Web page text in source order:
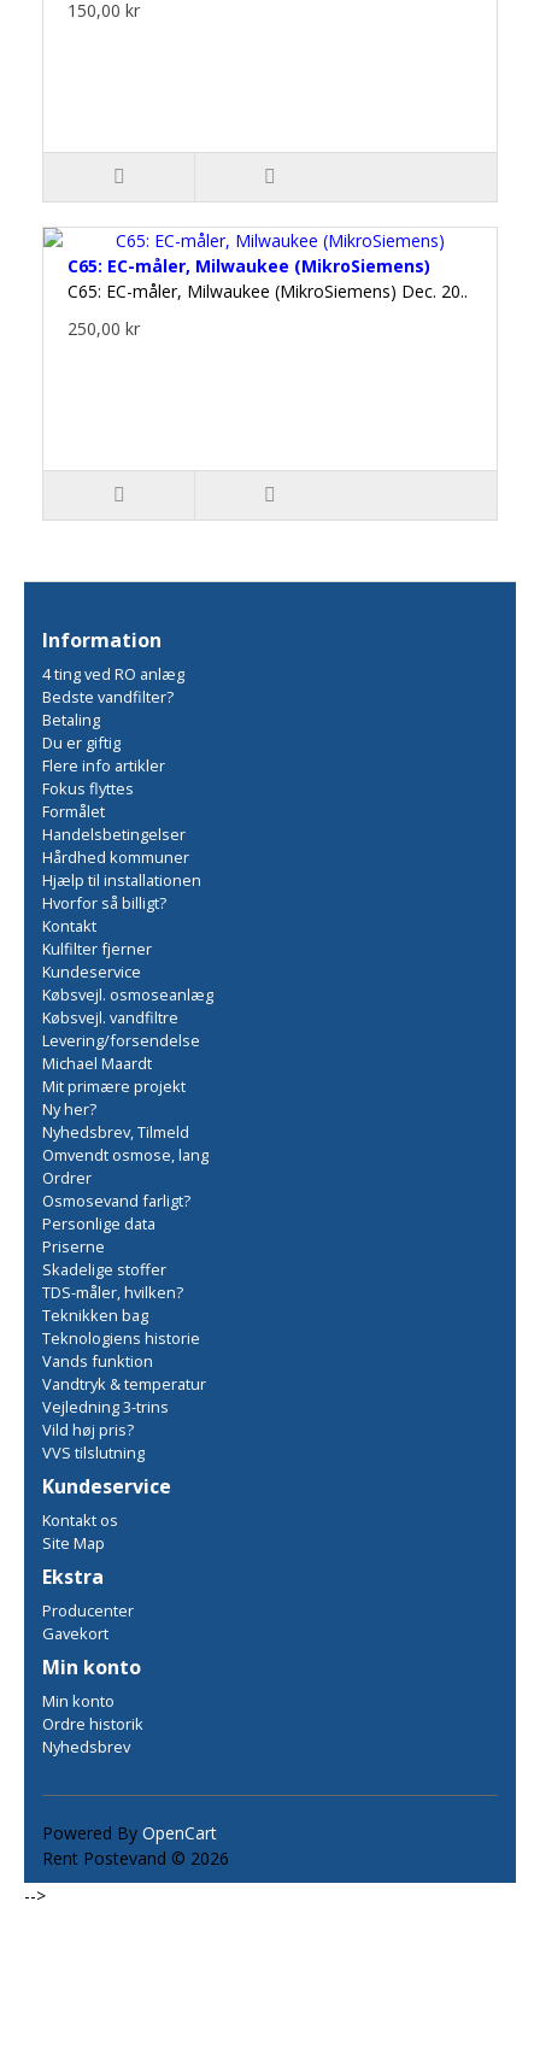
150,00 kr
C65: EC-måler, Milwaukee (MikroSiemens)
C65: EC-måler, Milwaukee (MikroSiemens) Dec. 20..
250,00 kr
Information
4 ting ved RO anlæg
Bedste vandfilter?
Betaling
Du er giftig
Flere info artikler
Fokus flyttes
Formålet
Handelsbetingelser
Hårdhed kommuner
Hjælp til installationen
Hvorfor så billigt?
Kontakt
Kulfilter fjerner
Kundeservice
Købsvejl. osmoseanlæg
Købsvejl. vandfiltre
Levering/forsendelse
Michael Maardt
Mit primære projekt
Ny her?
Nyhedsbrev, Tilmeld
Omvendt osmose, lang
Ordrer
Osmosevand farligt?
Personlige data
Priserne
Skadelige stoffer
TDS-måler, hvilken?
Teknikken bag
Teknologiens historie
Vands funktion
Vandtryk & temperatur
Vejledning 3-trins
Vild høj pris?
VVS tilslutning
Kundeservice
Kontakt os
Site Map
Ekstra
Producenter
Gavekort
Min konto
Min konto
Ordre historik
Nyhedsbrev
Powered By OpenCart
Rent Postevand © 2026
-->